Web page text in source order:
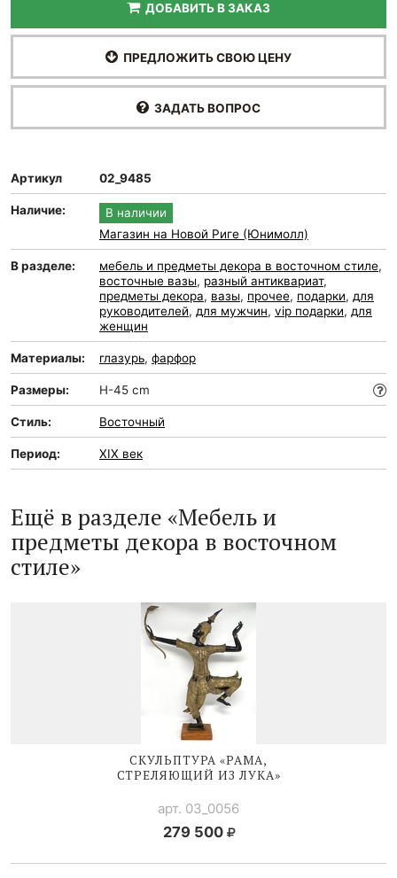
ДОБАВИТЬ В ЗАКАЗ
ПРЕДЛОЖИТЬ СВОЮ ЦЕНУ
ЗАДАТЬ ВОПРОС
Артикул 02_9485
Наличие:
В наличии
Магазин на Новой Риге (Юнимолл)
В разделе: мебель и предметы декора в восточном стиле,
восточные вазы, разный антиквариат,
предметы декора, вазы, прочее, подарки, для
руководителей, для мужчин, vip подарки, для
женщин
Материалы: глазурь, фарфор
Размеры: H-45 cm
Стиль: Восточный
Период: XIX век
Ещё в разделе «Мебель и
предметы декора в восточном
стиле»
СКУЛЬПТУРА «РАМА,
СТРЕЛЯЮЩИЙ ИЗ ЛУКА»
арт. 03_0056
279 500